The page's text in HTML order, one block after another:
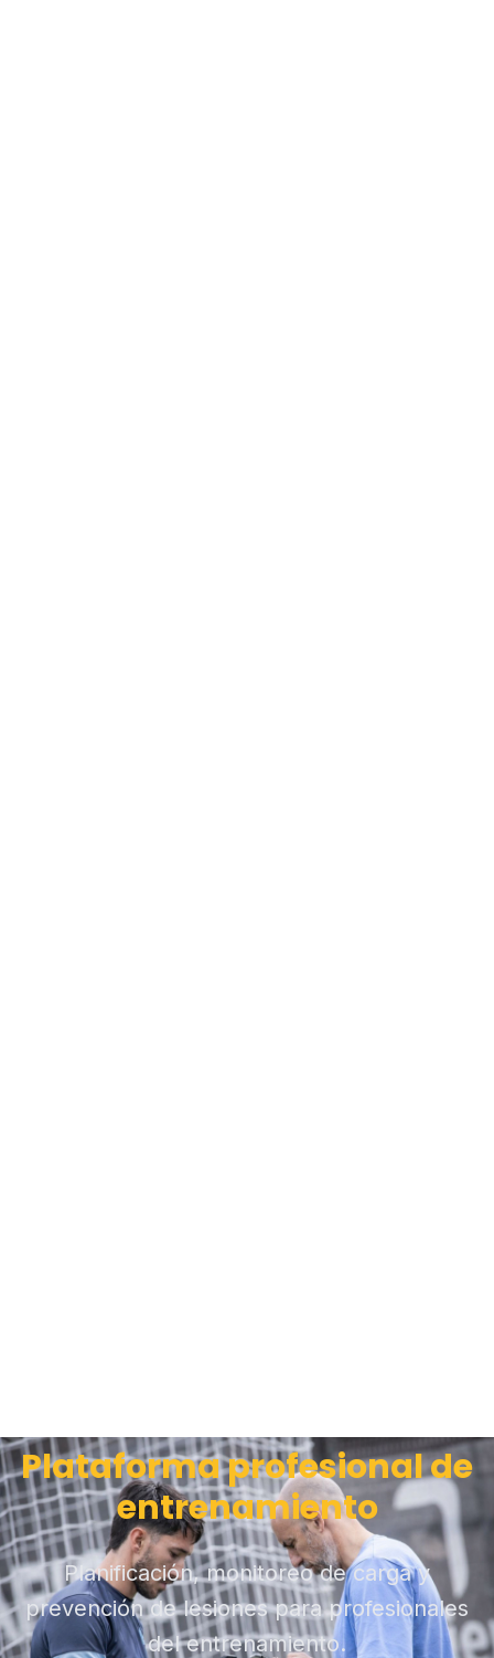
Plataforma profesional de
entrenamiento
Planificación, monitoreo de carga y
prevención de lesiones para profesionales
del entrenamiento.